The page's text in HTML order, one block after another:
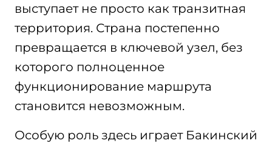
выступает не просто как транзитная
территория. Страна постепенно
превращается в ключевой узел, без
которого полноценное
функционирование маршрута
становится невозможным.
Особую роль здесь играет Бакинский